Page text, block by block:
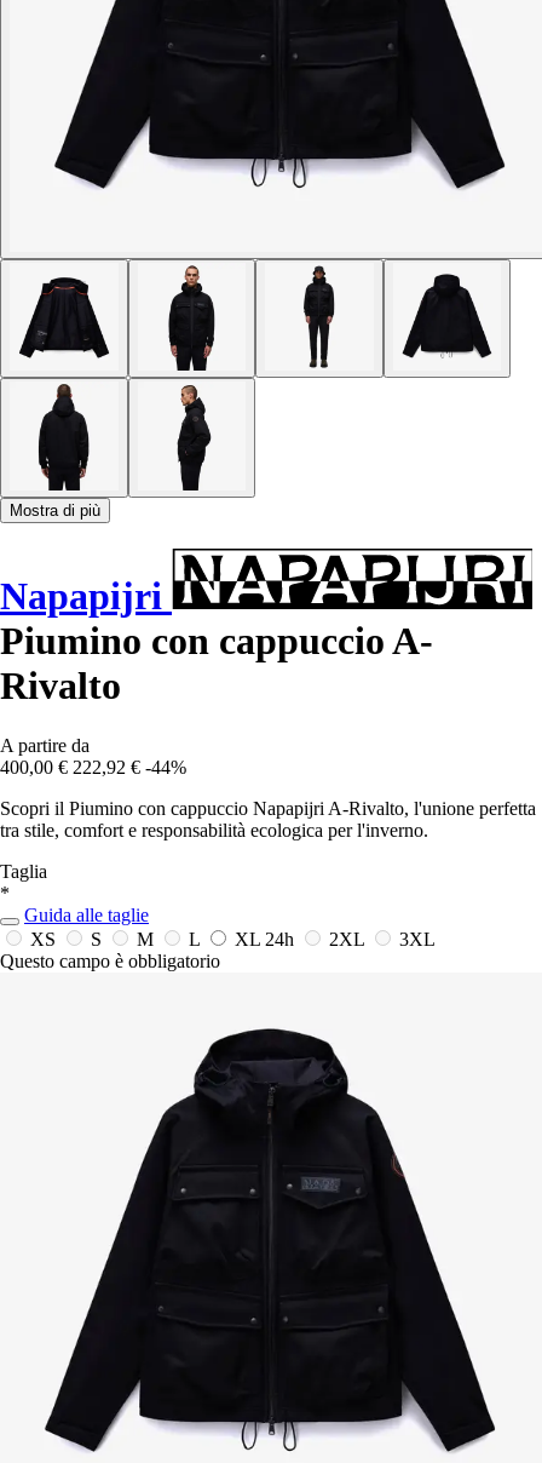
Mostra di più
Napapijri
Piumino con cappuccio A-
Rivalto
A partire da
400,00 € 222,92 € -44%
Scopri il Piumino con cappuccio Napapijri A-Rivalto, l'unione perfetta
tra stile, comfort e responsabilità ecologica per l'inverno.
Taglia
*
Guida alle taglie
XS
S M L XL 24h 2XL
3XL
Questo campo è obbligatorio